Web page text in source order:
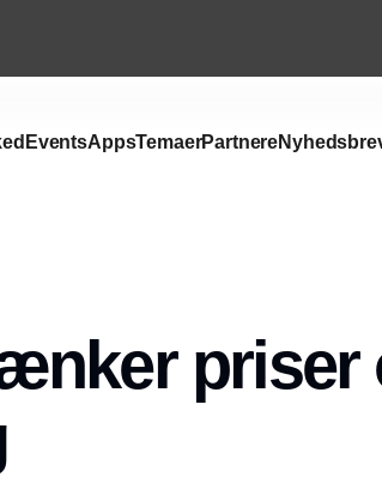
EventsAppsTemaerPartnere
priser